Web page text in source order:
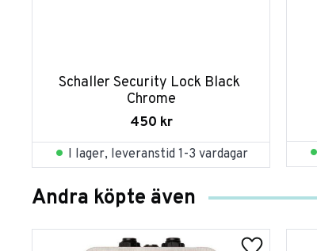
Schaller Security Lock Black
Chrome
450 kr
I lager, leveranstid 1-3 vardagar
Andra köpte även